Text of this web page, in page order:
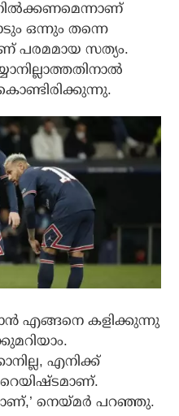
നില്‍ക്കണമെന്നാണ്
ഒന്നും തന്നെ
പരമമായ സത്യം.
എങ്ങനെ കളിക്കുന്നു
എനിക്ക്
നെയ്മര്‍ പറഞ്ഞു.